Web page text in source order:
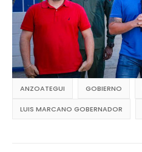
ANZOATEGUI GOBIERNO
LUIS MARCANO GOBERNADOR